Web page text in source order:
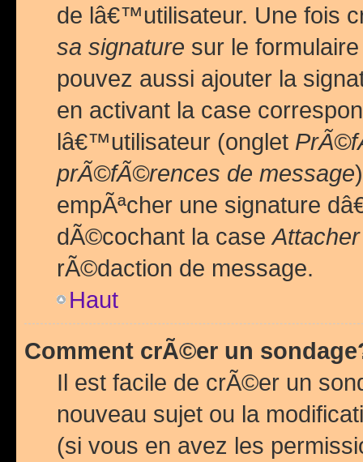
de lâ€™utilisateur. Une fois
sa signature sur le
pouvez aussi ajouter la
en activant la case
lâ€™utilisateur (onglet
prÃ©fÃ©rences de message
empÃªcher une signature
dÃ©cochant la case
rÃ©daction de message.
Haut
Comment crÃ©er un
Il est facile de crÃ©er un
nouveau sujet ou la
(si vous en avez les